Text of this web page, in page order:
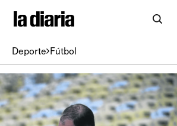
Deporte Fútbol